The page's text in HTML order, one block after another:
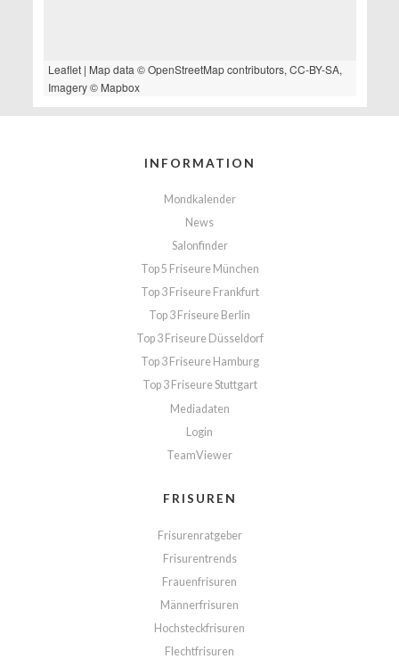
Leaflet| Map data ©OpenStreetMapcontributors, CC-BY-SA,
Imagery © Mapbox
INFORMATION
Mondkalender
News
Salonfinder
Top 5 Friseure München
Top 3 Friseure Frankfurt
Top 3 Friseure Berlin
Top 3 Friseure Düsseldorf
Top 3 Friseure Hamburg
Top 3 Friseure Stuttgart
Mediadaten
Login
TeamViewer
FRISUREN
Frisurenratgeber
Frisurentrends
Frauenfrisuren
Männerfrisuren
Hochsteckfrisuren
Flechtfrisuren